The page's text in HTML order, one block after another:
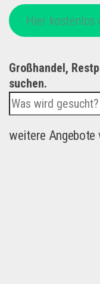
Hier kostenlos
Großhandel,
suchen.
weitere Angebote